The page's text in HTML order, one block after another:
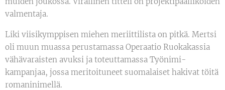
valmentaja.
Liki viisikymppisen miehen meriittilista on pitkä. Mertsi
oli muun muassa perustamassa Operaatio Ruokakassia
vähävaraisten avuksi ja toteuttamassa Työnimi-
kampanjaa, jossa meritoituneet suomalaiset hakivat töitä
romaninimellä.